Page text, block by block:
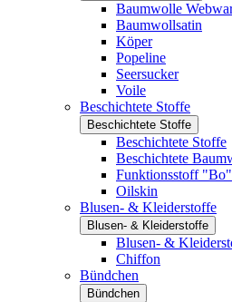
Baumwolle
Baumwollsatin
Köper
Popeline
Seersucker
Voile
Beschichtete Stoffe
Beschichtete Stoffe
Beschichtete Stoffe
Beschichtete
Funktionsstoff "Bo"
Oilskin
Blusen- & Kleiderstoffe
Blusen- & Kleiderstoffe
Blusen- &
Chiffon
Bündchen
Bündchen